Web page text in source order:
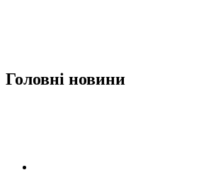
Головні новини